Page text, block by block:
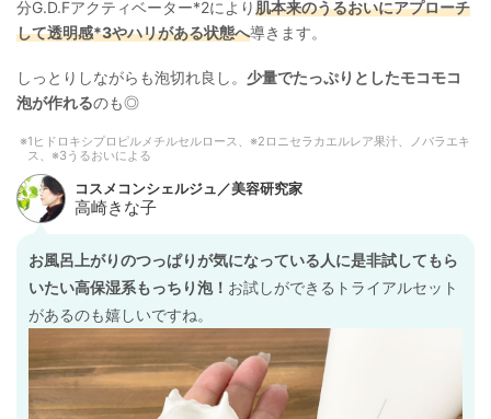
分G.D.Fアクティベーター*2により肌本来のうるおいにアプローチ
して透明感*3やハリがある状態へ導きます。
しっとりしながらも泡切れ良し。 少量でたっぷりとしたモコモコ
泡が作れるのも◎
1ヒドロキシプロピルメチルセルロース、※2ロニセラカエルレア果汁、ノバラエキ
ス、※3うるおいによる
お風呂上がりのつっぱりが気になっている人に是非試してもら
いたい高保湿系もっちり泡！ お試しができるトライアルセット
があるのも嬉しいですね。